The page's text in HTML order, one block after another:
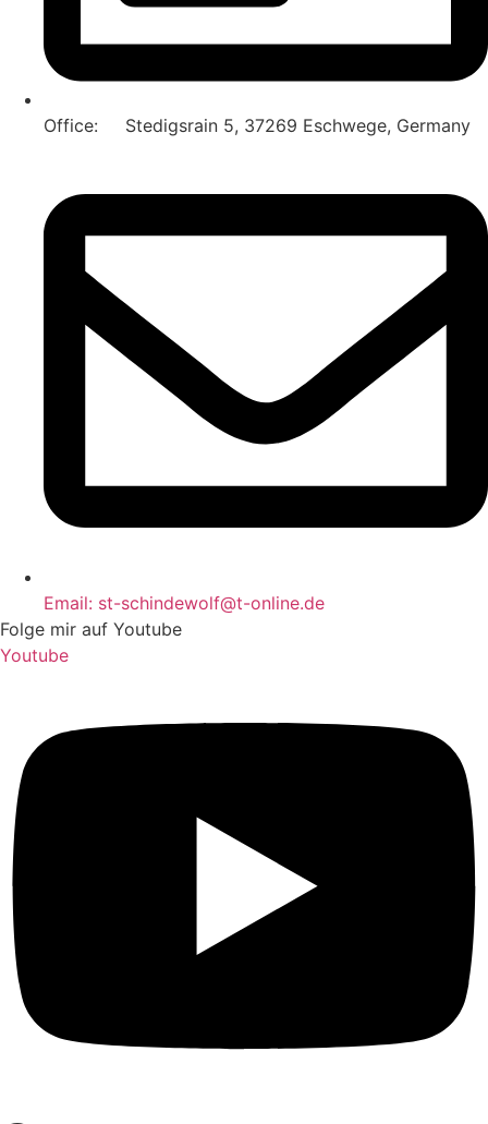
Office: Stedigsrain 5, 37269 Eschwege, Germany
Email: st-schindewolf@t-online.de
Folge mir auf Youtube
Youtube